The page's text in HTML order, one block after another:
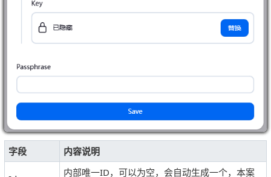
字段 内容说明
内部唯一ID，可以为空，会自动生成一个，本案